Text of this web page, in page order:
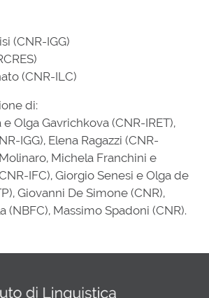
(CNR-IGG)
(CNR-ILC)
di:
Olga Gavrichkova (CNR-IRET),
IGG), Elena Ragazzi (CNR-
Molinaro, Michela Franchini e
IFC), Giorgio Senesi e Olga de
Giovanni De Simone (CNR),
(NBFC), Massimo Spadoni (CNR).